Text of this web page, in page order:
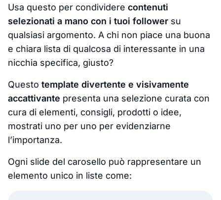
Usa questo per condividere contenuti
selezionati a mano con i tuoi follower su
qualsiasi argomento. A chi non piace una buona
e chiara lista di qualcosa di interessante in una
nicchia specifica, giusto?
Questo template divertente e visivamente
accattivante presenta una selezione curata con
cura di elementi, consigli, prodotti o idee,
mostrati uno per uno per evidenziarne
l’importanza.
Ogni slide del carosello può rappresentare un
elemento unico in liste come: